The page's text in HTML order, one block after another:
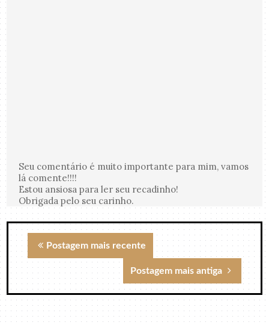
Seu comentário é muito importante para mim, vamos
lá comente!!!!
Estou ansiosa para ler seu recadinho!
Obrigada pelo seu carinho.
Postagem mais recente
Postagem mais antiga